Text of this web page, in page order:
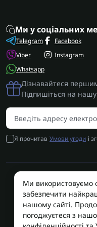
Ми у соціальних
Telegram
Viber
Whatsapp
Facebook
Instagram
Дізнавайтеся
Підпишіться на
Я прочитав Умови угоди і
AUTOSHIFT |
Ми
забезпечити
нашому сайті.
погоджуєтеся з